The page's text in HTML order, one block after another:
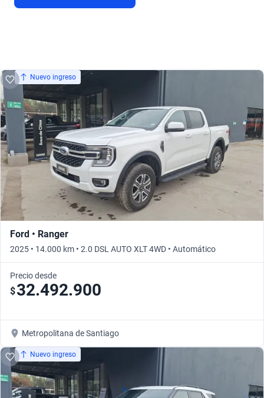
Nuevo ingreso
Ford • Ranger
2025 • 14.000 km • 2.0 DSL AUTO XLT 4WD • Automático
Precio desde
$32.492.900
Metropolitana de Santiago
Nuevo ingreso